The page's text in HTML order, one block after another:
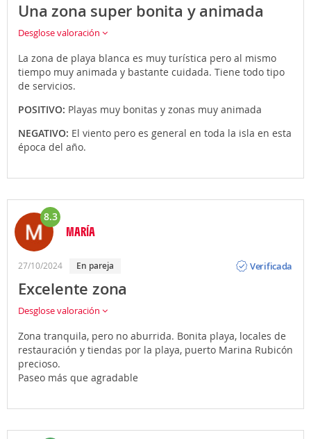
Una zona super bonita y animada
Desglose valoración
La zona de playa blanca es muy turística pero al mismo
tiempo muy animada y bastante cuidada. Tiene todo tipo
de servicios.
POSITIVO: Playas muy bonitas y zonas muy animada
NEGATIVO: El viento pero es general en toda la isla en esta
época del año.
8.3
MARÍA
27/10/2024 En pareja
Verificada
Excelente zona
Desglose valoración
Zona tranquila, pero no aburrida. Bonita playa, locales de
restauración y tiendas por la playa, puerto Marina Rubicón
precioso.
Paseo más que agradable